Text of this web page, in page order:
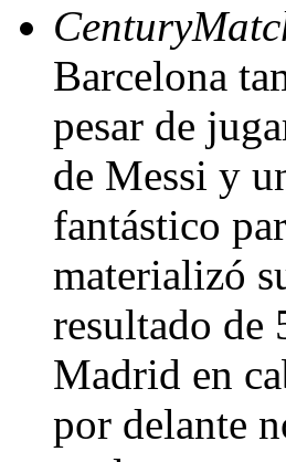
Barcelona
pesar de
de Messi y
fantástico
materializó
resultado de
Madrid en
por delante